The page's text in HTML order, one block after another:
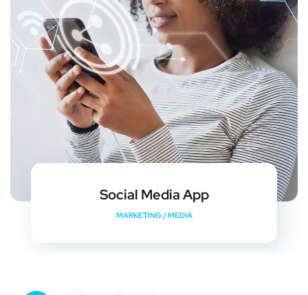
Social Media App
MARKETING/MEDIA